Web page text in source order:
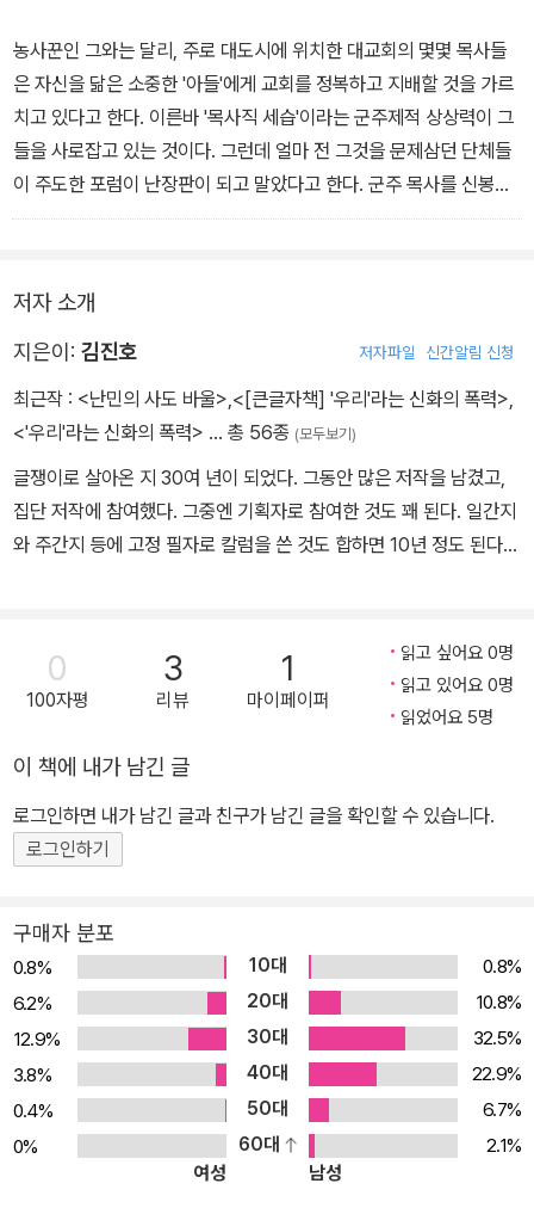
2부는 민중 신학(반신학 또는 탈신학)의 관점에서 세계를 해석하는
방식을 보여준다. 3부는 시선을 좀더 안으로 돌려 기독교 신학의 전
문적인 주제를 다룬다. 4부는 여성, 동성애 등 섹슈얼리티에 대한 생
각을 담은 글이다.
하고도, 그 해석의 근거를 피권력자의 입장에서 찾은 것이다. 사랑 많
고 온유한 예수의 이미지를 비판적 지식인으로 돌려세우는 것도 그
이 책은 '삼인 동시대인 총서' 중의 하나로 발간되었다. '동시대인 총
서'는 김우창, 김종철, 리영희, 강만길 등 우리 시대를 대표하는 지성
의 목소리를 담아내는 도서출판 삼인의 기획이다. 2001년 여름부터
시작해 이번이 11번째 책이다.
농사꾼인 그와는 달리, 주로 대도시에 위치한 대교회의 몇몇 목사들
은 자신을 닮은 소중한 '아들'에게 교회를 정복하고 지배할 것을 가르
치고 있다고 한다. 이른바 '목사직 세습'이라는 군주제적 상상력이 그
들을 사로잡고 있는 것이다. 그런데 얼마 전 그것을 문제삼던 단체들
이 주도한 포럼이 난장판이 되고 말았다고 한다. 군주 목사를 신봉하
던 '열혈 십자군'들이 단상을 점거해 버린 것이다.
니라는 게 분명해진다. 백성 없는 군주가 없듯이, 군주 목사는 자신을
위해 충성을 다하는 무수한 백성-신도들을 거느리고 있었던 것이다.
실은 '세습'이라는 황당한 의제만 아니라면, 목사직이라는 '성역'에 기
꺼이 경의를 표할 준비가 되어 있는 신도는 얼마든지 있다. 오히려 교
지적일 것이다. (본문 72쪽 중에서)
저자 소개
지은이: 김진호 저자파일 신간알림 신청
최근작 : <난민의 사도 바울>,<[큰글자책] '우리'라는 신화의 폭력>,
<'우리'라는 신화의 폭력> … 총 56종 (모두보기)
글쟁이로 살아온 지 30여 년이 되었다. 그동안 많은 저작을 남겼고,
집단 저작에 참여했다. 그중엔 기획자로 참여한 것도 꽤 된다. 일간지
와 주간지 등에 고정 필자로 칼럼을 쓴 것도 합하면 10년 정도 된다.
《극우주의와 기독교》 등이 있다. 참 많이도 썼다. 약한 자들을 위한
글쟁이이고자 했지만, 이렇다 할 성과는 없다. 그 모든 글마다 가장 치
열했던 것은 ‘자신의 무가치함과 싸운’ 것이다. 현재는 ‘역사의 바
간간이 차마 거절하지 못한 글도 쓰고 있다. 목회자였던 적도 있었다.
하지만 지금은 목사가 아니다. 제3시대그리스도교연구소를 만드는
데 참여했고, 은퇴한 지금은 명목뿐인 ‘이사’로 참여한다. 계간지 《당
0
100자평
3
리뷰
1
마이페이퍼
읽고 싶어요 0명
읽고 있어요 0명
읽었어요 5명
이 책에 내가 남긴 글
로그인하면 내가 남긴 글과 친구가 남긴 글을 확인할 수 있습니다.
로그인하기
구매자 분포
0.8% 10대
0.8%
6.2%
20대
10.8%
12.9%
30대
32.5%
3.8%
40대
22.9%
0.4%
50대
6.7%
0%
60대
2.1%
여성
남성